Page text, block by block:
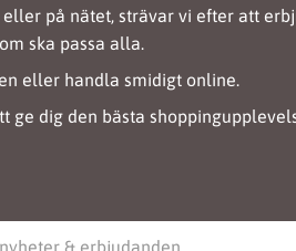
på nätet, strävar vi efter att
ska passa alla.
eller handla smidigt online.
ge dig den bästa